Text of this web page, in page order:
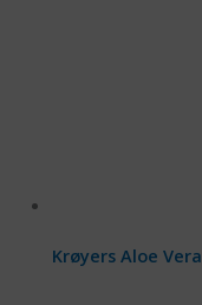
Krøyers Aloe Vera